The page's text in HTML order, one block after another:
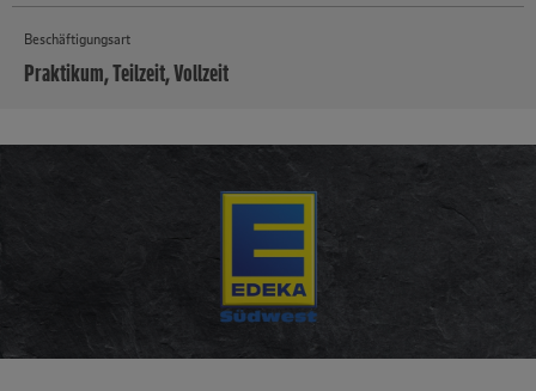
Beschäftigungsart
Praktikum, Teilzeit, Vollzeit